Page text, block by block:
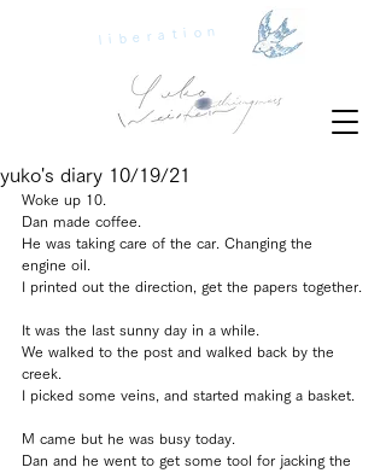
liberation
yuko's diary 10/19/21
Woke up 10.
Dan made coffee.
He was taking care of the car. Changing the
engine oil.
I printed out the direction, get the papers together.
It was the last sunny day in a while.
We walked to the post and walked back by the
creek.
I picked some veins, and started making a basket.
M came but he was busy today.
Dan and he went to get some tool for jacking the